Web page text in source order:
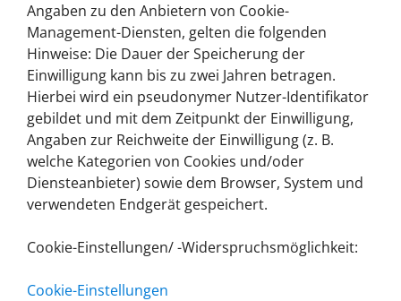
Angaben zu den Anbietern von Cookie-
Management-Diensten, gelten die folgenden
Hinweise: Die Dauer der Speicherung der
Einwilligung kann bis zu zwei Jahren betragen.
Hierbei wird ein pseudonymer Nutzer-Identifikator
gebildet und mit dem Zeitpunkt der Einwilligung,
Angaben zur Reichweite der Einwilligung (z. B.
welche Kategorien von Cookies und/oder
Diensteanbieter) sowie dem Browser, System und
verwendeten Endgerät gespeichert.
Cookie-Einstellungen/ -Widerspruchsmöglichkeit:
Cookie-Einstellungen